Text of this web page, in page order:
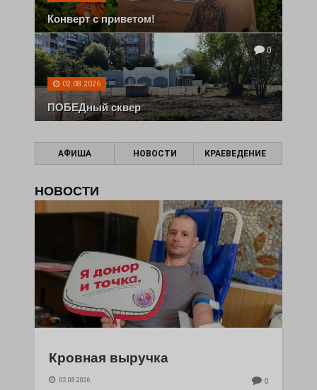
Конверт с приветом!
0
02.08.2026
ПОБЕДный сквер
АФИША НОВОСТИ КРАЕВЕДЕНИЕ
НОВОСТИ
Кровная выручка
02.08.2026 0